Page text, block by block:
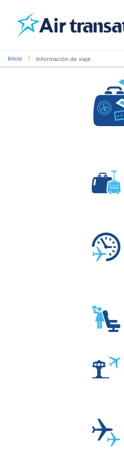
Inicio Información de viaje